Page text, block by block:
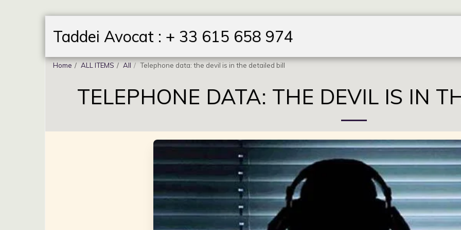
Taddei Avocat : + 33 615 658 974
Home ALL ITEMS All Telephone data: the devil is in the detailed bill
TELEPHONE DATA: THE DEVIL IS IN